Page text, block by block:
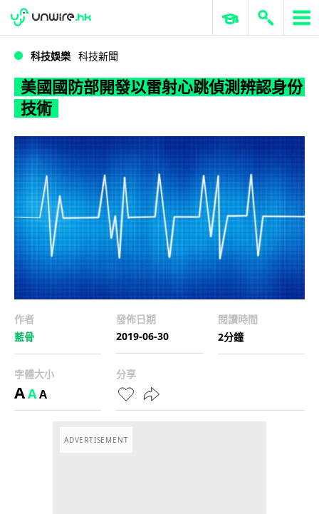
美國國防部開發以雷射心跳偵測辨認身份技術
WWDC 2026 ERP 與商業 AI
科技娛樂 科技新聞
美國國防部開發以雷射心跳偵測辨認身份
技術
作者
藍骨
發佈日期
2019-06-30
閱讀時間
2分鐘
字體大小
AAA
分享
ADVERTISEMENT